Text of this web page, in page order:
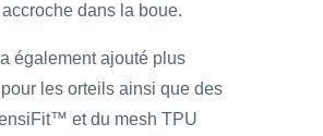
dans la boue.
également ajouté plus
pour les orteils ainsi que des
et du mesh TPU